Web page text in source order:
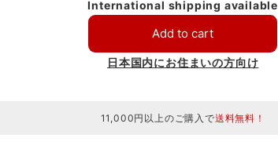
International shipping available
Add to cart
日本国内にお住まいの方向け
11,000円以上のご購入で送料無料！